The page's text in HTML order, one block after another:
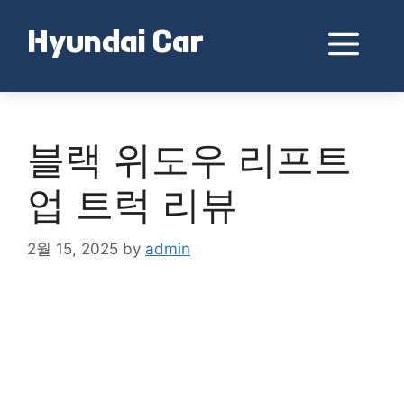
contentHyundai Car
블랙 위도우 리프트
업 트럭 리뷰
2월 15, 2025 by admin